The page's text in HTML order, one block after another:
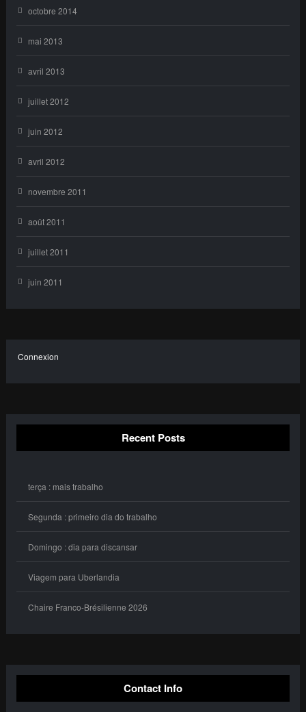
octobre 2014
mai 2013
avril 2013
juillet 2012
juin 2012
avril 2012
novembre 2011
août 2011
juillet 2011
juin 2011
Connexion
Recent Posts
terça : mais trabalho
Segunda : primeiro dia do trabalho
Domingo : dia para discansar
Viagem para Uberlandia
Chaire Franco-Brésilienne 2026
Contact Info